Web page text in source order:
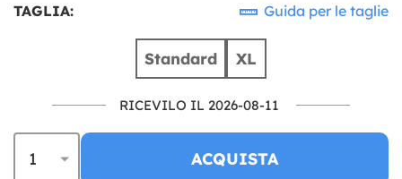
TAGLIA: Guida per le taglie
Standard XL
RICEVILO IL 2026-08-11
ACQUISTA